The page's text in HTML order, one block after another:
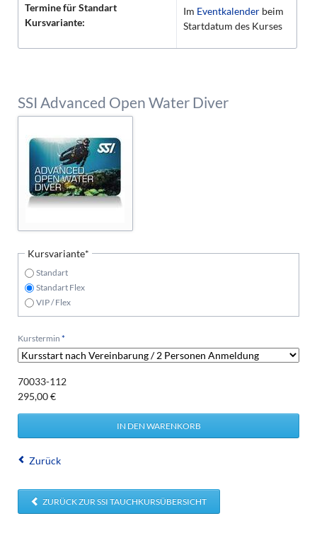
Termine für Standart
Kursvariante:
Im Eventkalenderbeim
Startdatum des Kurses
SSI Advanced Open Water Diver
Pflichtfeld
Kursvariante*
Standart
Standart Flex
VIP / Flex
Pflichtfeld
Kurstermin *
70033-112
295,00€
Zurück
ZURÜCK ZUR SSI TAUCHKURSÜBERSICHT